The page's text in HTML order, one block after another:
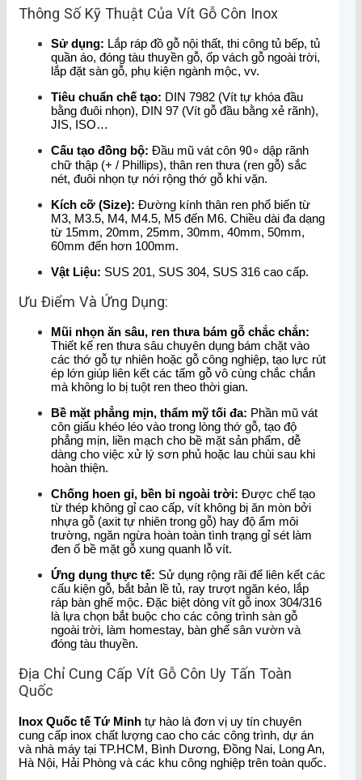
Thông Số Kỹ Thuật Của Vít Gỗ Côn Inox
Sử dụng: Lắp ráp đồ gỗ nội thất, thi công tủ bếp, tủ
quần áo, đóng tàu thuyền gỗ, ốp vách gỗ ngoài trời,
lắp đặt sàn gỗ, phụ kiện ngành mộc, vv.
Tiêu chuẩn chế tạo: DIN 7982 (Vít tự khóa đầu
bằng đuôi nhọn), DIN 97 (Vít gỗ đầu bằng xẻ rãnh),
JIS, ISO…
Cấu tạo đồng bộ: Đầu mũ vát côn 90∘ dập rãnh
chữ thập (+ / Phillips), thân ren thưa (ren gỗ) sắc
nét, đuôi nhọn tự nới rộng thớ gỗ khi vặn.
Kích cỡ (Size): Đường kính thân ren phổ biến từ
M3, M3.5, M4, M4.5, M5 đến M6. Chiều dài đa dạng
từ 15mm, 20mm, 25mm, 30mm, 40mm, 50mm,
60mm đến hơn 100mm.
Vật Liệu: SUS 201, SUS 304, SUS 316 cao cấp.
Ưu Điểm Và Ứng Dụng:
Mũi nhọn ăn sâu, ren thưa bám gỗ chắc chắn:
Thiết kế ren thưa sâu chuyên dụng bám chặt vào
các thớ gỗ tự nhiên hoặc gỗ công nghiệp, tạo lực rút
ép lớn giúp liên kết các tấm gỗ vô cùng chắc chắn
mà không lo bị tuột ren theo thời gian.
Bề mặt phẳng mịn, thẩm mỹ tối đa: Phần mũ vát
côn giấu khéo léo vào trong lòng thớ gỗ, tạo độ
phẳng mịn, liền mạch cho bề mặt sản phẩm, dễ
dàng cho việc xử lý sơn phủ hoặc lau chùi sau khi
hoàn thiện.
Chống hoen gỉ, bền bỉ ngoài trời: Được chế tạo
từ thép không gỉ cao cấp, vít không bị ăn mòn bởi
nhựa gỗ (axit tự nhiên trong gỗ) hay độ ẩm môi
trường, ngăn ngừa hoàn toàn tình trạng gỉ sét làm
đen ố bề mặt gỗ xung quanh lỗ vít.
Ứng dụng thực tế: Sử dụng rộng rãi để liên kết các
cấu kiện gỗ, bắt bản lề tủ, ray trượt ngăn kéo, lắp
ráp bàn ghế mộc. Đặc biệt dòng vít gỗ inox 304/316
là lựa chọn bắt buộc cho các công trình sàn gỗ
ngoài trời, làm homestay, bàn ghế sân vườn và
đóng tàu thuyền.
Địa Chỉ Cung Cấp Vít Gỗ Côn Uy Tấn Toàn
Quốc
Inox Quốc tế Tứ Minh tự hào là đơn vị uy tín chuyên
cung cấp inox chất lượng cao cho các công trình, dự án
và nhà máy tại TP.HCM, Bình Dương, Đồng Nai, Long An,
Hà Nội, Hải Phòng và các khu công nghiệp trên toàn quốc.